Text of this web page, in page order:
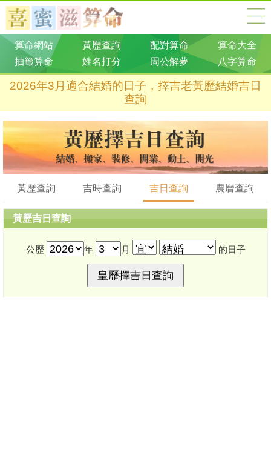
算命網站 黃歷查詢 配對算命
算命大全
抽籤算命
姓名打分 周公解夢 八字算命
2026年3月適合結婚的日子，擇吉老黃歷結婚吉日
查詢
黃歷查詢 吉時查詢 吉日查詢 農曆查詢
黃歷吉日查詢
公歷 年 月 的日子